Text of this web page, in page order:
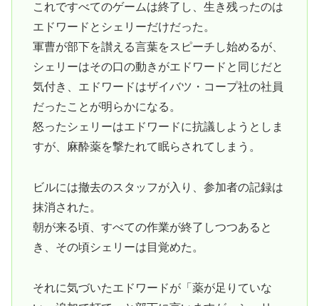
これですべてのゲームは終了し、生き残ったのは
エドワードとシェリーだけだった。
軍曹が部下を讃える言葉をスピーチし始めるが、
シェリーはその口の動きがエドワードと同じだと
気付き、エドワードはザイバツ・コープ社の社員
だったことが明らかになる。
怒ったシェリーはエドワードに抗議しようとしま
すが、麻酔薬を撃たれて眠らされてしまう。
ビルには撤去のスタッフが入り、参加者の記録は
抹消された。
朝が来る頃、すべての作業が終了しつつあると
き、その頃シェリーは目覚めた。
それに気づいたエドワードが「薬が足りていな